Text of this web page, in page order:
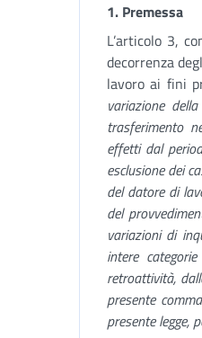
1. Premessa
L’articolo 3,
decorrenza
lavoro ai fini
variazione
trasferimento
effetti dal
esclusione dei
del datore di
del
variazioni di
intere
retroattività,
presente
presente legge,